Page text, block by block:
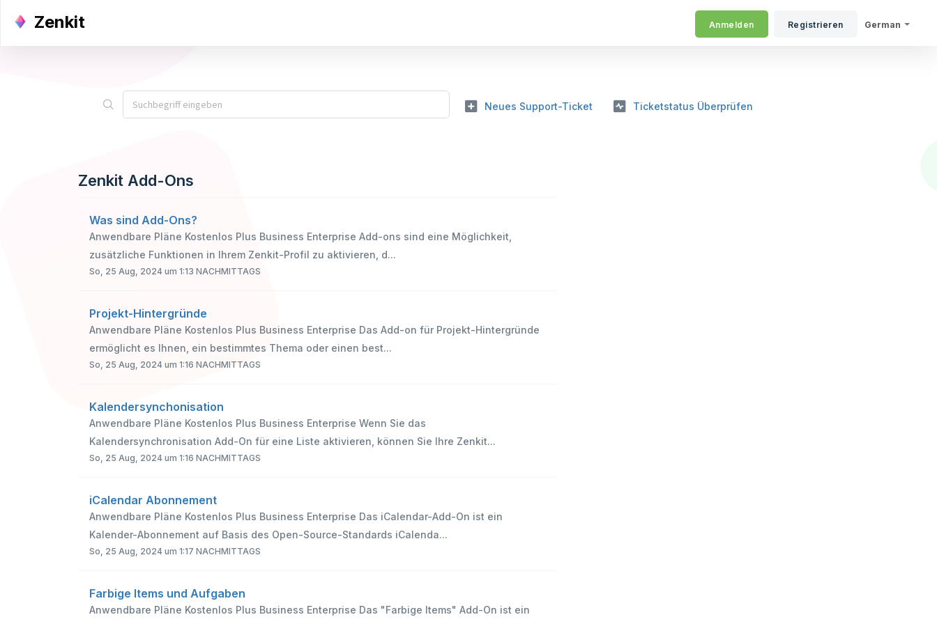
Zenkit German
Anmelden Registrieren
Neues Support-Ticket Ticketstatus Überprüfen
Zenkit Add-Ons
Was sind Add-Ons?
Anwendbare Pläne Kostenlos Plus Business Enterprise Add-ons sind eine Möglichkeit,
zusätzliche Funktionen in Ihrem Zenkit-Profil zu aktivieren, d...
So, 25 Aug, 2024 um 1:13 NACHMITTAGS
Projekt-Hintergründe
Anwendbare Pläne Kostenlos Plus Business Enterprise Das Add-on für Projekt-Hintergründe
ermöglicht es Ihnen, ein bestimmtes Thema oder einen best...
So, 25 Aug, 2024 um 1:16 NACHMITTAGS
Kalendersynchonisation
Anwendbare Pläne Kostenlos Plus Business Enterprise Wenn Sie das
Kalendersynchronisation Add-On für eine Liste aktivieren, können Sie Ihre Zenkit...
So, 25 Aug, 2024 um 1:16 NACHMITTAGS
iCalendar Abonnement
Anwendbare Pläne Kostenlos Plus Business Enterprise Das iCalendar-Add-On ist ein
Kalender-Abonnement auf Basis des Open-Source-Standards iCalenda...
So, 25 Aug, 2024 um 1:17 NACHMITTAGS
Farbige Items und Aufgaben
Anwendbare Pläne Kostenlos Plus Business Enterprise Das "Farbige Items" Add-On ist ein